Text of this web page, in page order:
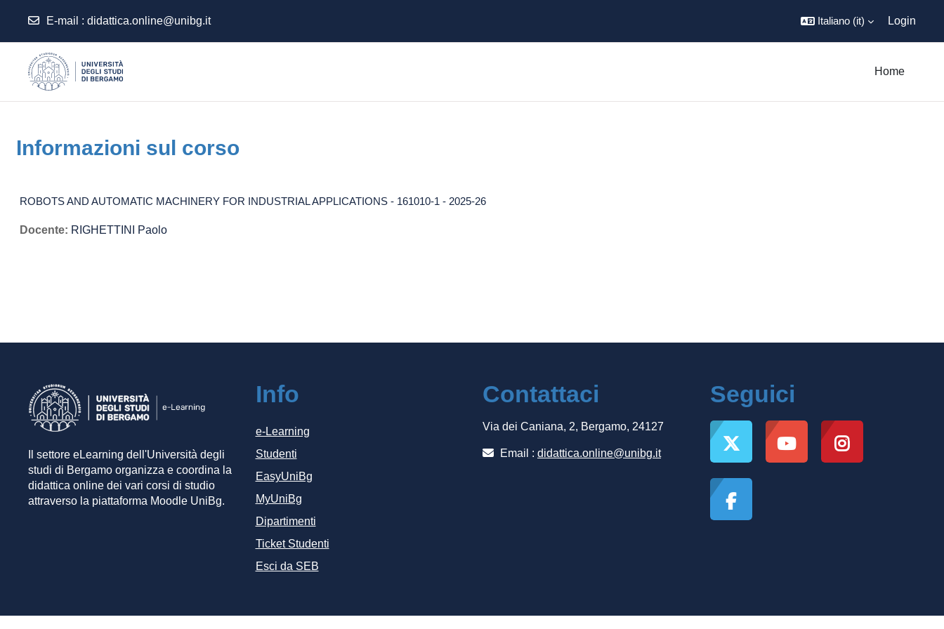
E-mail : didattica.online@unibg.it Italiano ‎(it)‎ Login
Home
Informazioni sul corso
ROBOTS AND AUTOMATIC MACHINERY FOR INDUSTRIAL APPLICATIONS - 161010-1 - 2025-26
Docente: RIGHETTINI Paolo
Il settore eLearning dell'Università degli
studi di Bergamo organizza e coordina la
didattica online dei vari corsi di studio
attraverso la piattaforma Moodle UniBg.
Info
e-Learning
Studenti
EasyUniBg
MyUniBg
Dipartimenti
Ticket Studenti
Esci da SEB
Contattaci
Via dei Caniana, 2, Bergamo, 24127
Email : didattica.online@unibg.it
Seguici